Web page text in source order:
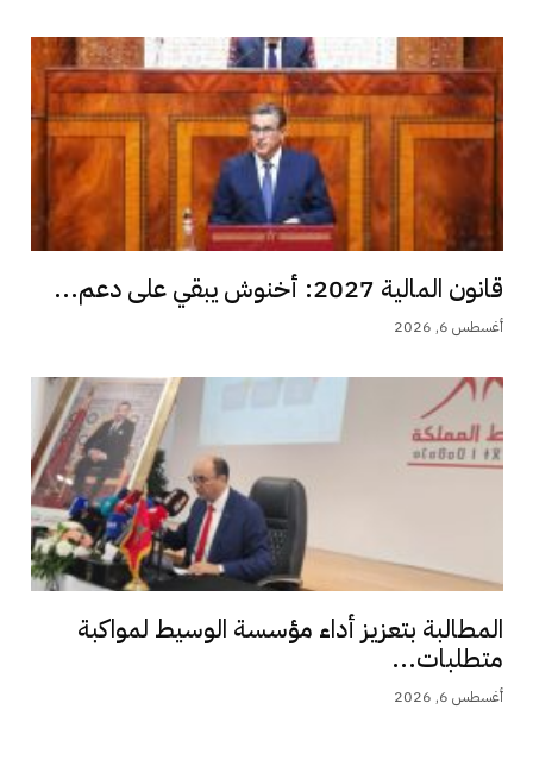
قانون المالية 2027: أخنوش يبقي على دعم...
أغسطس 6, 2026
المطالبة بتعزيز أداء مؤسسة الوسيط لمواكبة
متطلبات...
أغسطس 6, 2026